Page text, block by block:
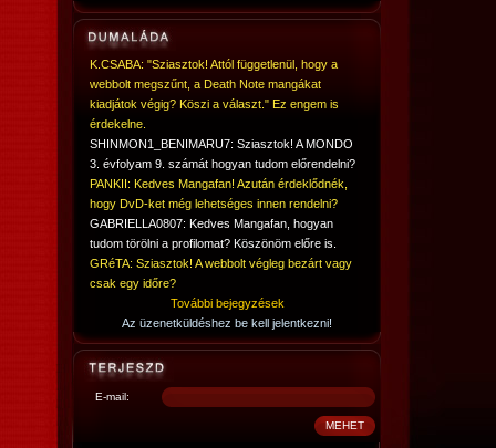
K.CSABA: "Sziasztok! Attól függetlenül, hogy a
webbolt megszűnt, a Death Note mangákat
kiadjátok végig? Köszi a választ." Ez engem is
érdekelne.
SHINMON1_BENIMARU7: Sziasztok! A MONDO
3. évfolyam 9. számát hogyan tudom előrendelni?
PANKII: Kedves Mangafan! Azután érdeklődnék,
hogy DvD-ket még lehetséges innen rendelni?
GABRIELLA0807: Kedves Mangafan, hogyan
tudom törölni a profilomat? Köszönöm előre is.
GRéTA: Sziasztok! A webbolt végleg bezárt vagy
csak egy időre?
További bejegyzések
Az üzenetküldéshez be kell jelentkezni!
E-mail: